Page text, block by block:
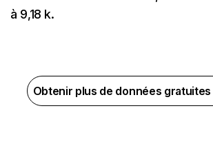
à 9,18 k.
Obtenir plus de données